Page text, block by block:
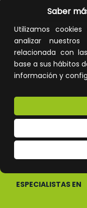
Saber
Utilizamos
analizar
relacionada con
base a sus hábitos
información y
Atención al
ESPECIALISTAS EN